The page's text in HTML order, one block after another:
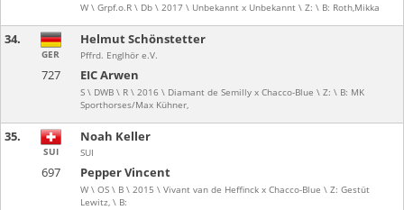
W \ Grpf.o.R \ Db \ 2017 \ Unbekannt x Unbekannt \ Z: \ B: Roth,Mikka
34.
727 EIC Arwen
S \ DWB \ R \ 2016 \ Diamant de Semilly x Chacco-Blue \ Z: \ B: MK
Sporthorses/Max Kühner,
GER
Helmut Schönstetter
Pffrd. Englhör e.V.
35.
697 Pepper Vincent
W \ OS \ B \ 2015 \ Vivant van de Heffinck x Chacco-Blue \ Z: Gestüt
Lewitz, \ B:
SUI
Noah Keller
SUI